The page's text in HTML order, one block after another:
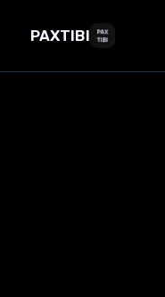
PAXTIBI